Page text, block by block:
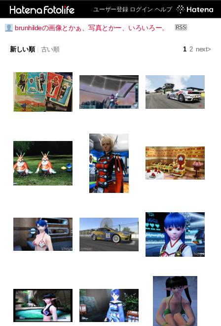
ユーザー登録 ログイン ヘルプ
brunhildeの画像とかぁ、写真とかー、いろいろー。
1 2 next>
新しい順 | 古い順